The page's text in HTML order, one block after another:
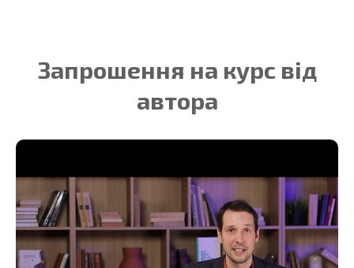
Запрошення на курс від
автора